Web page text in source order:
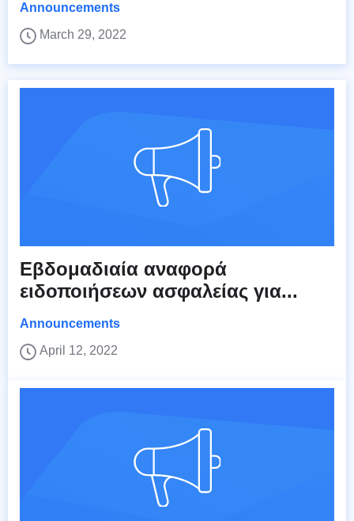
Announcements
March 29, 2022
Εβδομαδιαία αναφορά
ειδοποιήσεων ασφαλείας για...
Announcements
April 12, 2022